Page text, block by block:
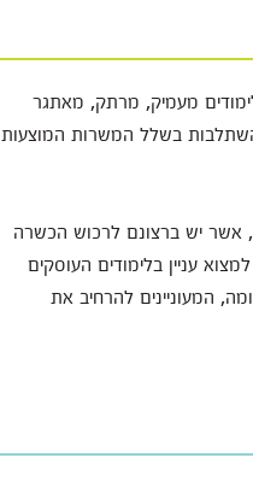
מעמיק, מרתק, מאתגר
השתלבות בשלל המשרות המוצעות
אשר יש ברצונם לרכוש הכשרה
עניין בלימודים העוסקים
המעוניינים להרחיב את